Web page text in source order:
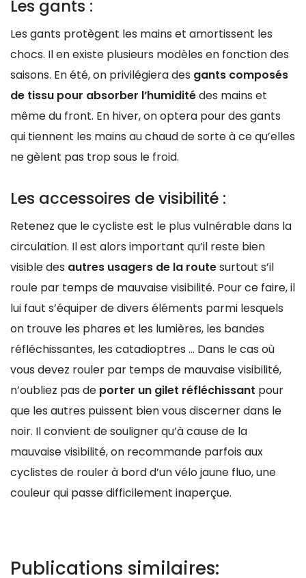
Les gants :
Les gants protègent les mains et amortissent les
chocs. Il en existe plusieurs modèles en fonction des
saisons. En été, on privilégiera des gants composés
de tissu pour absorber l’humiditédes mains et
même du front. En hiver, on optera pour des gants
qui tiennent les mains au chaud de sorte à ce qu’elles
ne gèlent pas trop sous le froid.
Les accessoires de visibilité :
Retenez que le cycliste est le plus vulnérable dans la
circulation. Il est alors important qu’il reste bien
visible des autres usagers de la routesurtout s’il
roule par temps de mauvaise visibilité. Pour ce faire, il
lui faut s’équiper de divers éléments parmi lesquels
on trouve les phares et les lumières, les bandes
réfléchissantes, les catadioptres … Dans le cas où
vous devez rouler par temps de mauvaise visibilité,
n’oubliez pas de porter un gilet réfléchissant pour
que les autres puissent bien vous discerner dans le
noir. Il convient de souligner qu’à cause de la
mauvaise visibilité, on recommande parfois aux
cyclistes de rouler à bord d’un vélo jaune fluo, une
couleur qui passe difficilement inaperçue.
Publications similaires: